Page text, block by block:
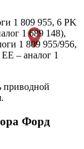
1 809 955, 6 PK
1 689 148),
1 809 955/956,
– аналог 1
приводной
Форд